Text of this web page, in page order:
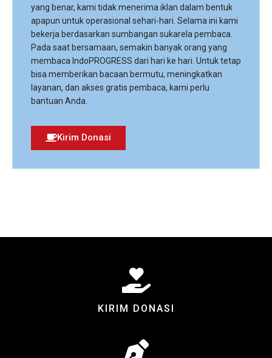
yang benar, kami tidak menerima iklan dalam bentuk
apapun untuk operasional sehari-hari. Selama ini kami
bekerja berdasarkan sumbangan sukarela pembaca.
Pada saat bersamaan, semakin banyak orang yang
membaca IndoPROGRESS dari hari ke hari. Untuk tetap
bisa memberikan bacaan bermutu, meningkatkan
layanan, dan akses gratis pembaca, kami perlu
bantuan Anda.
Kirim Donasi
KIRIM DONASI